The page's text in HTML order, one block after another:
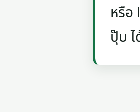
หรือ
ปุ๊บ